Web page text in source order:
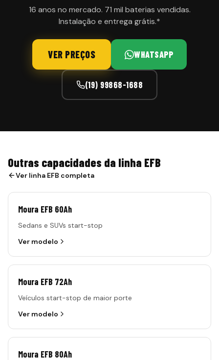
16 anos no mercado. 71 mil baterias vendidas.
Instalação e entrega grátis.*
VER PREÇOS WHATSAPP
(19) 99868-1688
Outras capacidades da linha EFB
Ver linha EFB completa
Moura EFB 60Ah
Sedans e SUVs start-stop
Ver modelo
Moura EFB 72Ah
Veículos start-stop de maior porte
Ver modelo
Moura EFB 80Ah